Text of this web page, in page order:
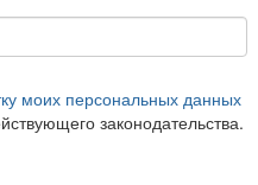
моих персональных данных
законодательства.